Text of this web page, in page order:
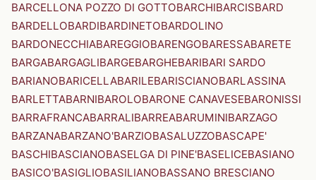
BARCELLONA POZZO DI GOTTOBARCHIBARCISBARD
BARDELLOBARDIBARDINETOBARDOLINO
BARDONECCHIABAREGGIOBARENGOBARESSABARETE
BARGABARGAGLIBARGEBARGHEBARIBARI SARDO
BARIANOBARICELLABARILEBARISCIANOBARLASSINA
BARLETTABARNIBAROLOBARONE CANAVESEBARONISSI
BARRAFRANCABARRALIBARREABARUMINIBARZAGO
BARZANABARZANO'BARZIOBASALUZZOBASCAPE'
BASCHIBASCIANOBASELGA DI PINE'BASELICEBASIANO
BASICO'BASIGLIOBASILIANOBASSANO BRESCIANO